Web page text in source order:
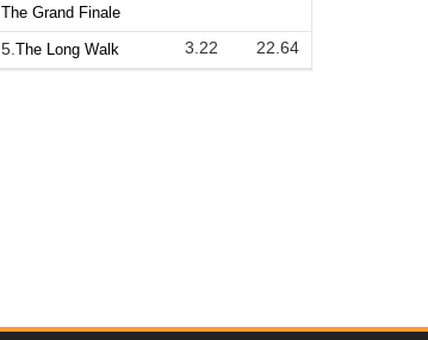
The Grand Finale
5. The Long Walk 3.22 22.64